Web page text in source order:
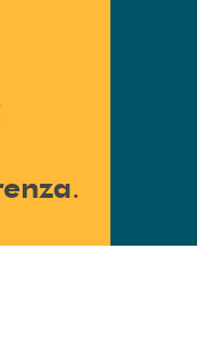
Vai alla pagina della
.